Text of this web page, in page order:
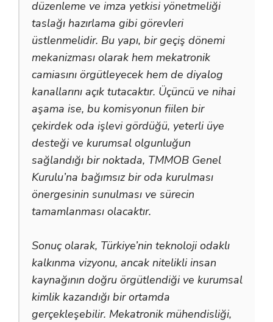
düzenleme ve imza yetkisi yönetmeliği
taslağı hazırlama gibi görevleri
üstlenmelidir. Bu yapı, bir geçiş dönemi
mekanizması olarak hem mekatronik
camiasını örgütleyecek hem de diyalog
kanallarını açık tutacaktır. Üçüncü ve nihai
aşama ise, bu komisyonun fiilen bir
çekirdek oda işlevi gördüğü, yeterli üye
desteği ve kurumsal olgunluğun
sağlandığı bir noktada, TMMOB Genel
Kurulu’na bağımsız bir oda kurulması
önergesinin sunulması ve sürecin
tamamlanması olacaktır.
Sonuç olarak, Türkiye’nin teknoloji odaklı
kalkınma vizyonu, ancak nitelikli insan
kaynağının doğru örgütlendiği ve kurumsal
kimlik kazandığı bir ortamda
gerçekleşebilir. Mekatronik mühendisliği,